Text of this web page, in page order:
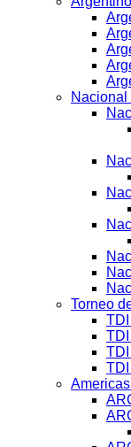
Torneo
TDI
TDI
TDI
TDI